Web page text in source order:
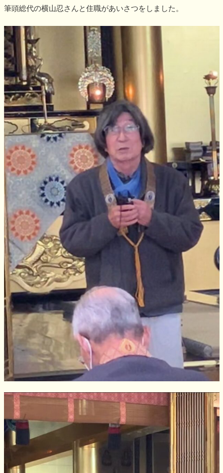
筆頭総代の横山忍さんと住職があいさつをしました。